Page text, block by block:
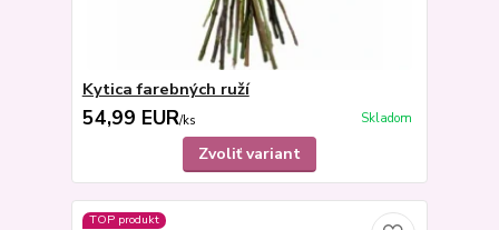
Kytica farebných ruží
54,99 EUR/ks Skladom
Zvoliť variant
TOP produkt